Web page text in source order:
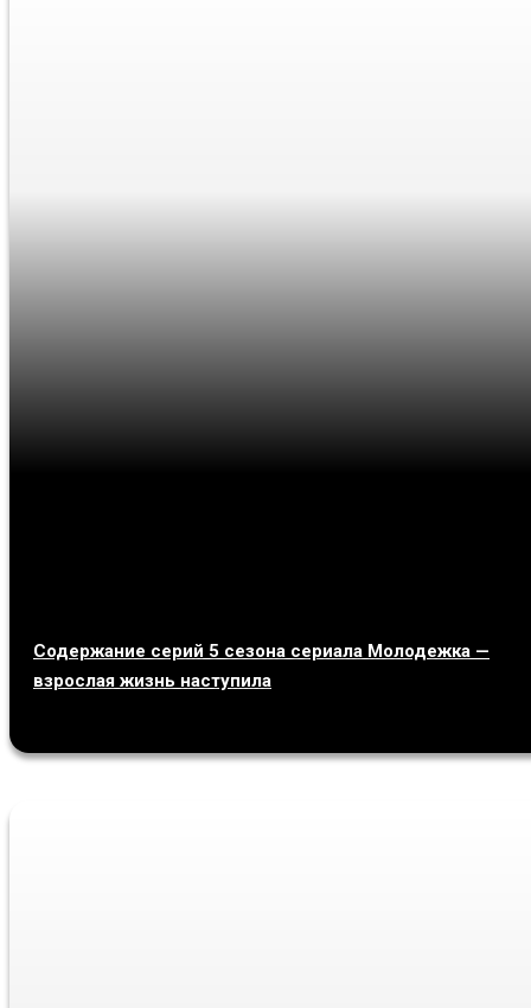
Содержание серий 5 сезона сериала Молодежка —
взрослая жизнь наступила